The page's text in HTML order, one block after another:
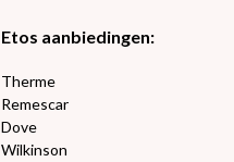
Etos aanbiedingen:
Therme
Remescar
Dove
Wilkinson